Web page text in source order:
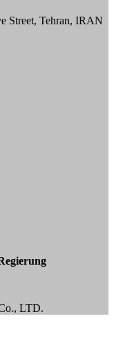
Street, Tehran, IRAN
LTD.